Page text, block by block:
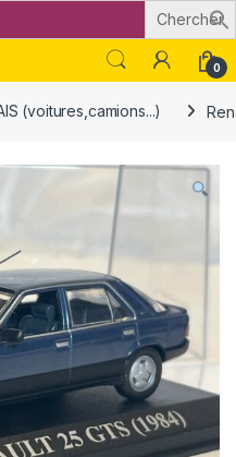
0
(voitures,camions...)